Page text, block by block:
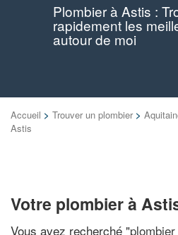
Plombier à Astis :
rapidement les
autour de moi
Accueil > Trouver un plombier >
Astis
Votre plombier à
Vous avez recherché "